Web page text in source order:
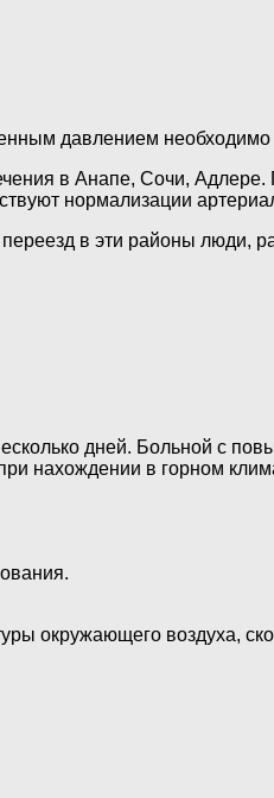
давлением необходимо
в Анапе, Сочи,
нормализации
в эти районы люди,
дней. Больной с
нахождении в горном
окружающего воздуха,